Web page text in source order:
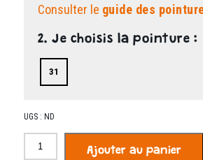
Consulter le guide des
2. Je choisis la pointure :
31
UGS : ND
Ajouter au panier